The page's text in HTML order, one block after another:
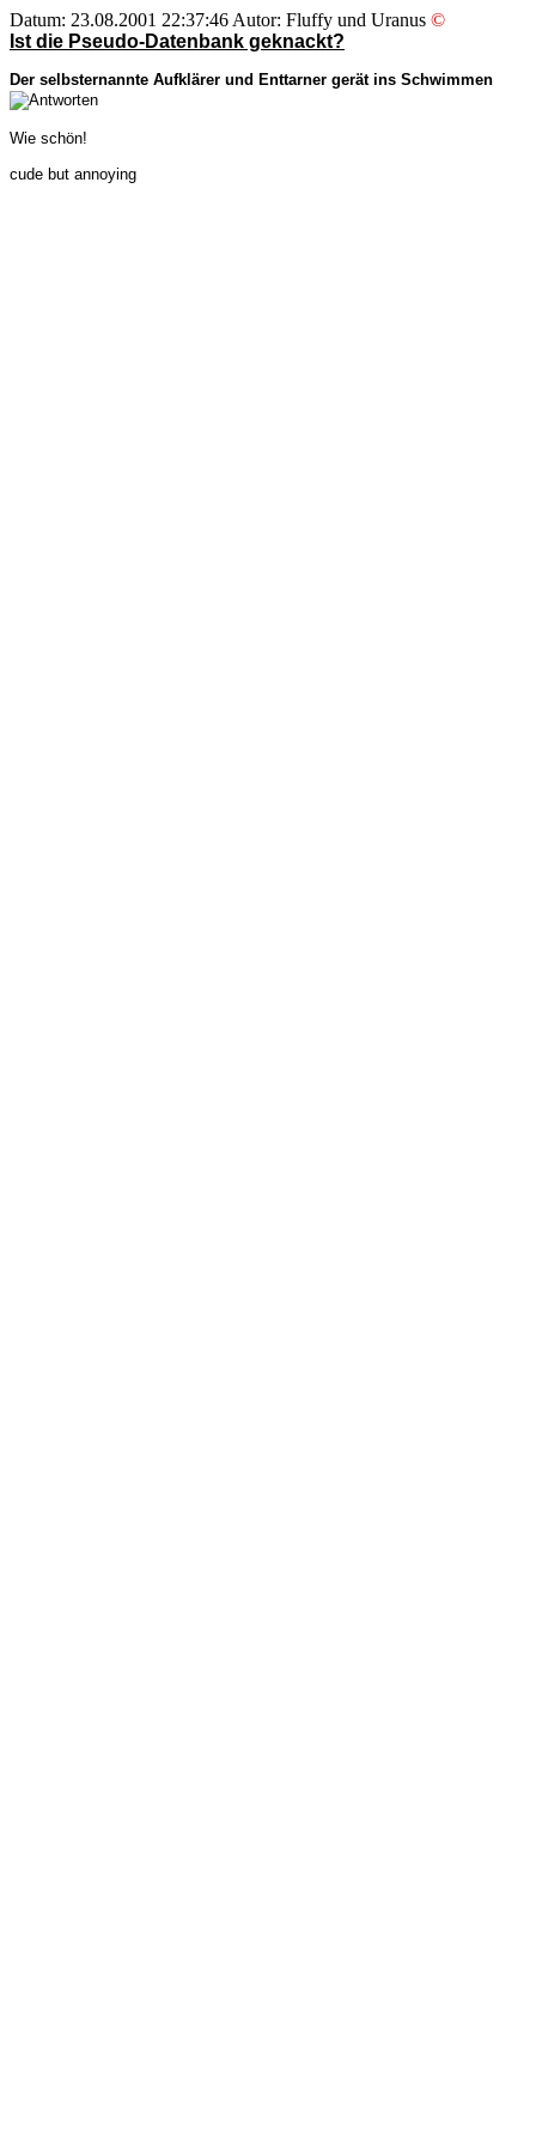
Datum: 23.08.2001 22:37:46 Autor: Fluffy und Uranus ©
Ist die Pseudo-Datenbank geknackt?
Der selbsternannte Aufklärer und Enttarner gerät ins Schwimmen
Wie schön!
cude but annoying